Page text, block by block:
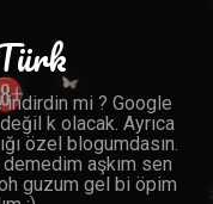
indirdin mi ? Google
k olacak. Ayrıca
özel blogumdasın.
aşkım sen
guzum gel bi öpim